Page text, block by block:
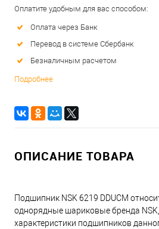
Оплатите удобным для вас способом:
Оплата через Банк
Перевод в системе Сбербанк
Безналичным расчетом
Подробнее
ОПИСАНИЕ ТОВАРА
Подшипник NSK 6219 DDUCM
однорядные шариковые бренда
характеристики подшипников